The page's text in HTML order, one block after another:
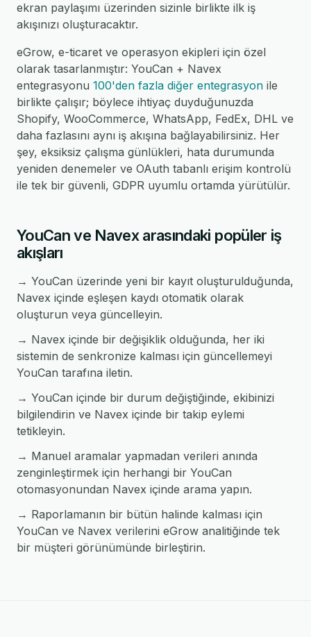
ekran paylaşımı üzerinden sizinle birlikte ilk iş
akışınızı oluşturacaktır.
eGrow, e-ticaret ve operasyon ekipleri için özel
olarak tasarlanmıştır: YouCan + Navex
entegrasyonu 100'den fazla diğer entegrasyon ile
birlikte çalışır; böylece ihtiyaç duyduğunuzda
Shopify, WooCommerce, WhatsApp, FedEx, DHL ve
daha fazlasını aynı iş akışına bağlayabilirsiniz. Her
şey, eksiksiz çalışma günlükleri, hata durumunda
yeniden denemeler ve OAuth tabanlı erişim kontrolü
ile tek bir güvenli, GDPR uyumlu ortamda yürütülür.
YouCan ve Navex arasındaki popüler iş
akışları
→ YouCan üzerinde yeni bir kayıt oluşturulduğunda,
Navex içinde eşleşen kaydı otomatik olarak
oluşturun veya güncelleyin.
→ Navex içinde bir değişiklik olduğunda, her iki
sistemin de senkronize kalması için güncellemeyi
YouCan tarafına iletin.
→ YouCan içinde bir durum değiştiğinde, ekibinizi
bilgilendirin ve Navex içinde bir takip eylemi
tetikleyin.
→ Manuel aramalar yapmadan verileri anında
zenginleştirmek için herhangi bir YouCan
otomasyonundan Navex içinde arama yapın.
→ Raporlamanın bir bütün halinde kalması için
YouCan ve Navex verilerini eGrow analitiğinde tek
bir müşteri görünümünde birleştirin.